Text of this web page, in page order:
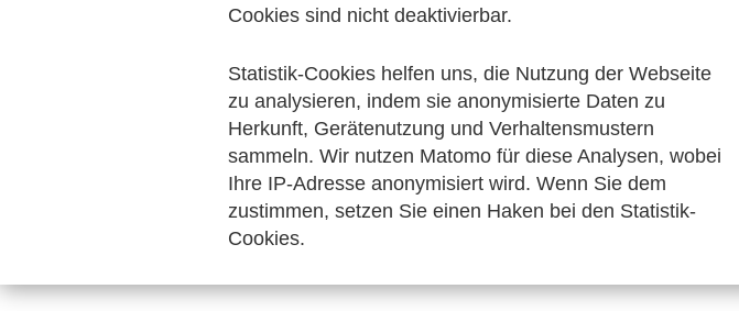
Cookies sind nicht deaktivierbar.
Statistik-Cookies helfen uns, die Nutzung der Webseite
zu analysieren, indem sie anonymisierte Daten zu
Herkunft, Gerätenutzung und Verhaltensmustern
sammeln. Wir nutzen Matomo für diese Analysen, wobei
Ihre IP-Adresse anonymisiert wird. Wenn Sie dem
zustimmen, setzen Sie einen Haken bei den Statistik-
Cookies.